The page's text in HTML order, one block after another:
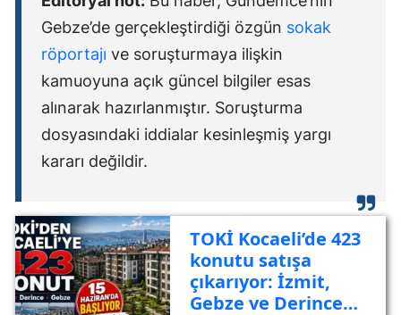
Gebze’de gerçekleştirdiği özgün sokak
röportajı ve soruşturmaya ilişkin
kamuoyuna açık güncel bilgiler esas
alınarak hazırlanmıştır. Soruşturma
dosyasındaki iddialar kesinleşmiş yargı
kararı değildir.
TOKİ Kocaeli’de 423
konutu satışa
çıkarıyor: İzmit,
Gebze ve Derince